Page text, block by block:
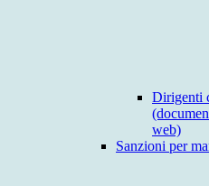
Dirigenti
web)
Sanzioni per